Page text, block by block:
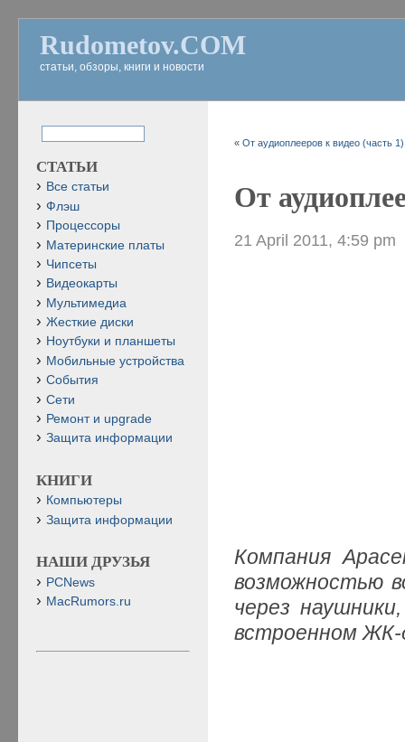
Rudometov.COM
статьи, обзоры, книги и новости
«От аудиоплееров к видео (часть 1)
От
21 April 2011, 4:59 pm
Компания
возможностью
через
встроенном ЖК-
СТАТЬИ
Все статьи
Флэш
Процессоры
Материнские платы
Чипсеты
Видеокарты
Мультимедиа
Жесткие диски
Ноутбуки и планшеты
Мобильные устройства
События
Сети
Ремонт и upgrade
Защита информации
КНИГИ
Компьютеры
Защита информации
НАШИ ДРУЗЬЯ
PCNews
MacRumors.ru